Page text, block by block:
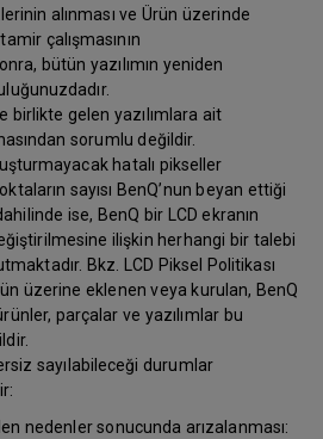
alınması ve Ürün üzerinde
çalışmasının
bütün yazılımın yeniden
birlikte gelen yazılımlara ait
sorumlu değildir.
hatalı pikseller
sayısı BenQ’nun beyan ettiği
ise, BenQ bir LCD ekranın
ilişkin herhangi bir talebi
Bkz. LCD Piksel Politikası
üzerine eklenen veya kurulan, BenQ
parçalar ve yazılımlar bu
sayılabileceği durumlar
nedenler sonucunda arızalanması: